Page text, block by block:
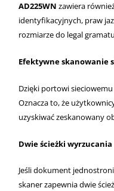
AD225WN zawiera
identyfikacyjnych, praw
rozmiarze do legal
Efektywne skanowanie
Dzięki portowi sieciowemu
Oznacza to, że
uzyskiwać zeskanowany
Dwie ścieżki wyrzucania
Jeśli dokument
skaner zapewnia dwie